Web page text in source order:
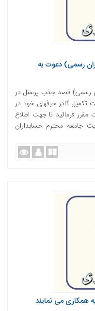
رسمی) دعوت به
رسمی) قصد جذب پرسنل در
کادر حرفه­ای خود در
فرمائید تا جهت اطلاع
جامعه محترم حسابداران
همکاری می نمایند